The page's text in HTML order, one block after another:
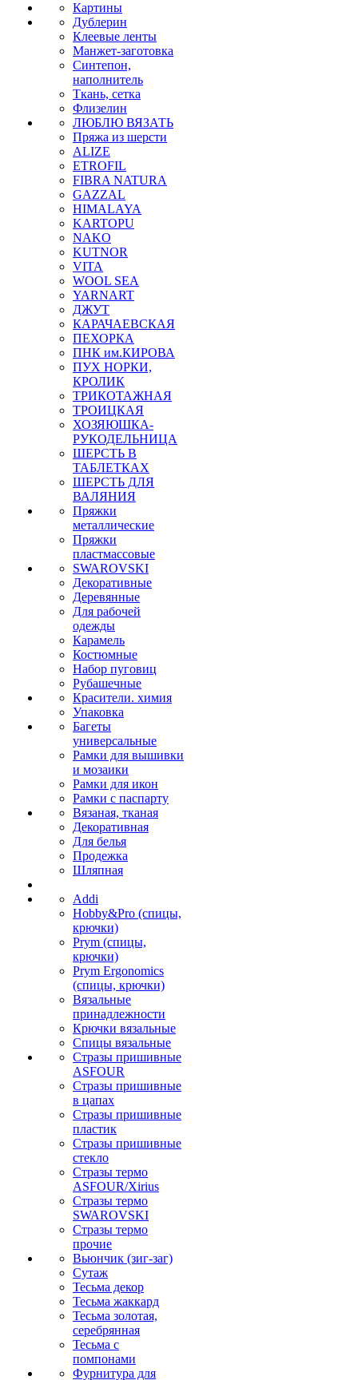
Картины
Дублерин
Клеевые ленты
Манжет-заготовка
Синтепон,
наполнитель
Ткань, сетка
Флизелин
ЛЮБЛЮ ВЯЗАТЬ
Пряжа из шерсти
ALIZE
ETROFIL
FIBRA NATURA
GAZZAL
HIMALAYA
KARTOPU
NAKO
KUTNOR
VITA
WOOL SEA
YARNART
ДЖУТ
КАРАЧАЕВСКАЯ
ПЕХОРКА
ПНК им.КИРОВА
ПУХ НОРКИ,
КРОЛИК
ТРИКОТАЖНАЯ
ТРОИЦКАЯ
ХОЗЯЮШКА-
РУКОДЕЛЬНИЦА
ШЕРСТЬ В
ТАБЛЕТКАХ
ШЕРСТЬ ДЛЯ
ВАЛЯНИЯ
Пряжки
металлические
Пряжки
пластмассовые
SWAROVSKI
Декоративные
Деревянные
Для рабочей
одежды
Карамель
Костюмные
Набор пуговиц
Рубашечные
Красители. химия
Упаковка
Багеты
универсальные
Рамки для вышивки
и мозаики
Рамки для икон
Рамки с паспарту
Вязаная, тканая
Декоративная
Для белья
Продежка
Шляпная
Addi
Hobby&Pro (спицы,
крючки)
Prym (спицы,
крючки)
Prym Ergonomics
(спицы, крючки)
Вязальные
принадлежности
Крючки вязальные
Спицы вязальные
Стразы пришивные
ASFOUR
Стразы пришивные
в цапах
Стразы пришивные
пластик
Стразы пришивные
стекло
Стразы термо
ASFOUR/Xirius
Стразы термо
SWAROVSKI
Стразы термо
прочие
Вьюнчик (зиг-заг)
Сутаж
Тесьма декор
Тесьма жаккард
Тесьма золотая,
серебрянная
Тесьма с
помпонами
Фурнитура для